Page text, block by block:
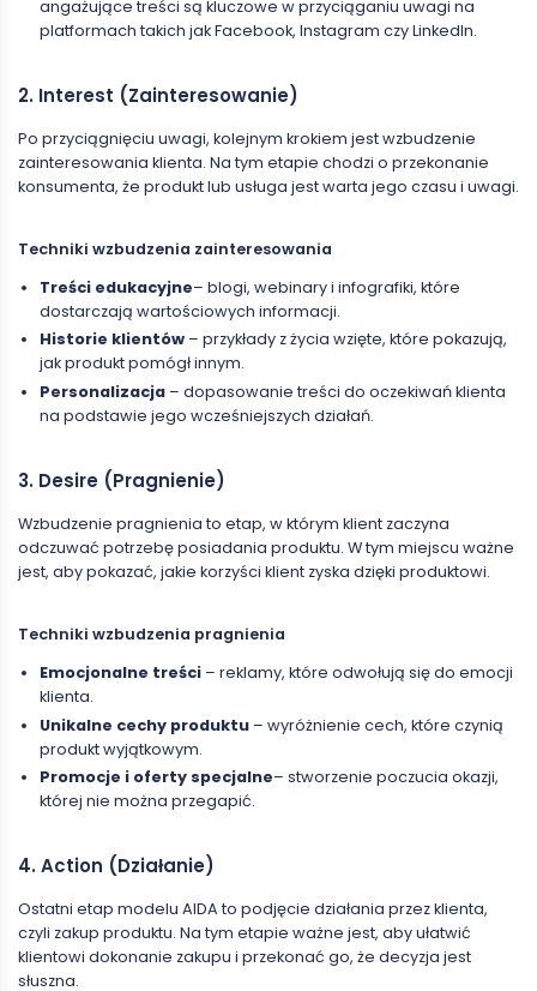
angażujące treści są kluczowe w przyciąganiu uwagi na
platformach takich jak Facebook, Instagram czy LinkedIn.
2. Interest (Zainteresowanie)
Po przyciągnięciu uwagi, kolejnym krokiem jest wzbudzenie
zainteresowania klienta. Na tym etapie chodzi o przekonanie
konsumenta, że produkt lub usługa jest warta jego czasu i uwagi.
Techniki wzbudzenia zainteresowania
Treści edukacyjne– blogi, webinary i infografiki, które
dostarczają wartościowych informacji.
Historie klientów– przykłady z życia wzięte, które pokazują,
jak produkt pomógł innym.
Personalizacja– dopasowanie treści do oczekiwań klienta
na podstawie jego wcześniejszych działań.
3. Desire (Pragnienie)
Wzbudzenie pragnienia to etap, w którym klient zaczyna
odczuwać potrzebę posiadania produktu. W tym miejscu ważne
jest, aby pokazać, jakie korzyści klient zyska dzięki produktowi.
Techniki wzbudzenia pragnienia
Emocjonalne treści– reklamy, które odwołują się do emocji
klienta.
Unikalne cechy produktu– wyróżnienie cech, które czynią
produkt wyjątkowym.
Promocje i oferty specjalne– stworzenie poczucia okazji,
której nie można przegapić.
4. Action (Działanie)
Ostatni etap modelu AIDA to podjęcie działania przez klienta,
czyli zakup produktu. Na tym etapie ważne jest, aby ułatwić
klientowi dokonanie zakupu i przekonać go, że decyzja jest
słuszna.